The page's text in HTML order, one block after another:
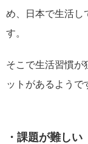
め、日本で生活し
す。
そこで生活習慣が
ットがあるようで
・課題が難しい